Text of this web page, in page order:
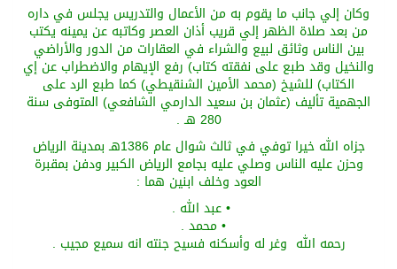
وكان إلي جانب ما يقوم به من الأعمال والتدريس يجلس في داره
من بعد صلاة الظهر إلي قريب أذان العصر وكاتبه عن يمينه يكتب
بين الناس وثائق لبيع والشراء في العقارات من الدور والأراضي
والنخيل وقد طبع على نفقته كتاب)رفع الإيهام والاضطراب عنإي
الكتاب) للشيخ (محمد الأمين الشنقيطي) كما طبع الردعلى
الجهمية تأليف (عثمان بن سعيد الدارمي الشافعي) المتوفى سنة
280 هـ
.
جزاه الله خيرا توفي في ثالث شوال عام 1386
هـ بمدينة الرياض
وحزن عليه الناس وصلي عليه بجامع الرياض الكبير ودفن بمقبرة
العود وخلف ابنين هما :
•عبد الله .
•محمد .
رحمه الله وغر له وأسكنه فسيح جنته انه سميع مجيب .